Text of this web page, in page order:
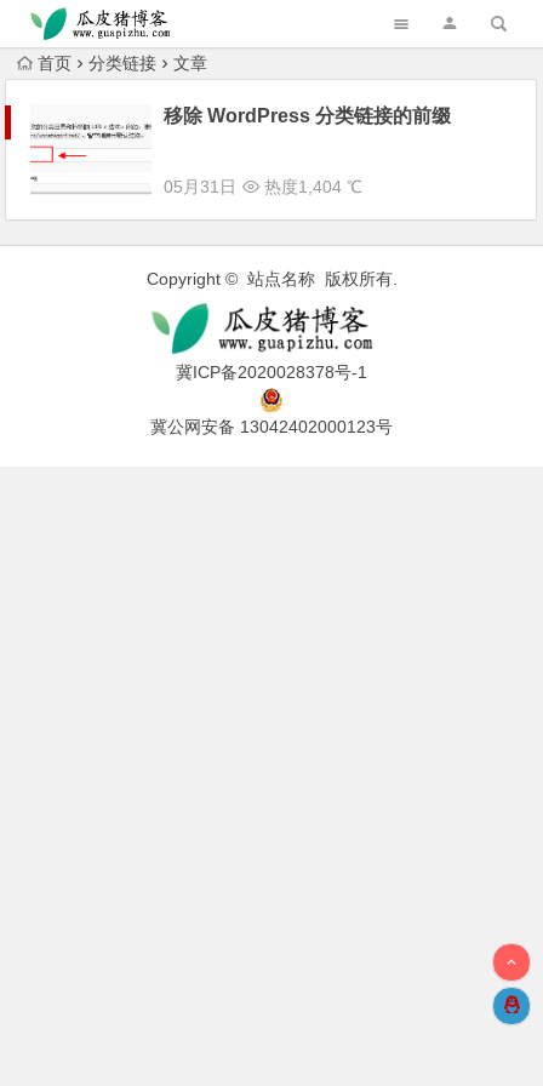
跳转到主内容
首页 分类链接 文章
移除 WordPress 分类链接的前缀
05月31日 热度1,404 ℃
Copyright © 站点名称 版权所有.
冀ICP备2020028378号-1
冀公网安备 13042402000123号